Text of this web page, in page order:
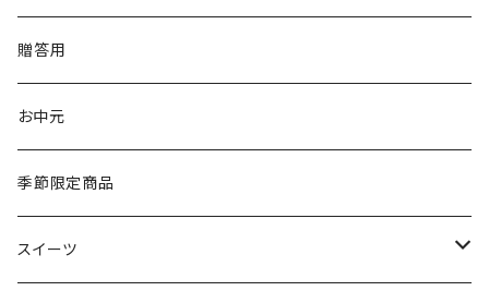
贈答用
お中元
季節限定商品
スイーツ